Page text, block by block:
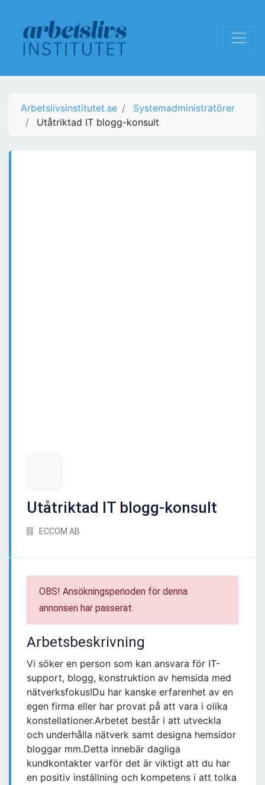
Arbetslivsinstitutet.se
Systemadministratörer
Utåtriktad IT blogg-konsult
Utåtriktad IT blogg-konsult
ECCOM AB
OBS! Ansökningsperioden för denna
annonsen har passerat.
Arbetsbeskrivning
Vi söker en person som kan ansvara för IT-
support, blogg, konstruktion av hemsida med
nätverksfokus!Du har kanske erfarenhet av en
egen firma eller har provat på att vara i olika
konstellationer.Arbetet består i att utveckla
och underhålla nätverk samt designa hemsidor
bloggar mm.Detta innebär dagliga
kundkontakter varför det är viktigt att du har
en positiv inställning och kompetens i att tolka